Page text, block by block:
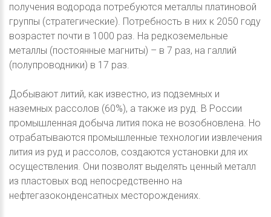
получения водорода потребуются металлы платиновой
группы (стратегические). Потребность в них к 2050 году
возрастет почти в 1000 раз. На редкоземельные
металлы (постоянные магниты) – в 7 раз, на галлий
(полупроводники) в 17 раз.
Добывают литий, как известно, из подземных и
наземных рассолов (60%), а также из руд. В России
промышленная добыча лития пока не возобновлена. Но
отрабатываются промышленные технологии извлечения
лития из руд и рассолов, создаются установки для их
осуществления. Они позволят выделять ценный металл
из пластовых вод непосредственно на
нефтегазоконденсатных месторождениях.